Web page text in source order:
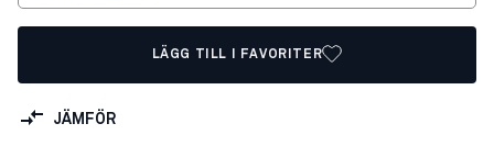
LÄGG TILL I FAVORITER
JÄMFÖR